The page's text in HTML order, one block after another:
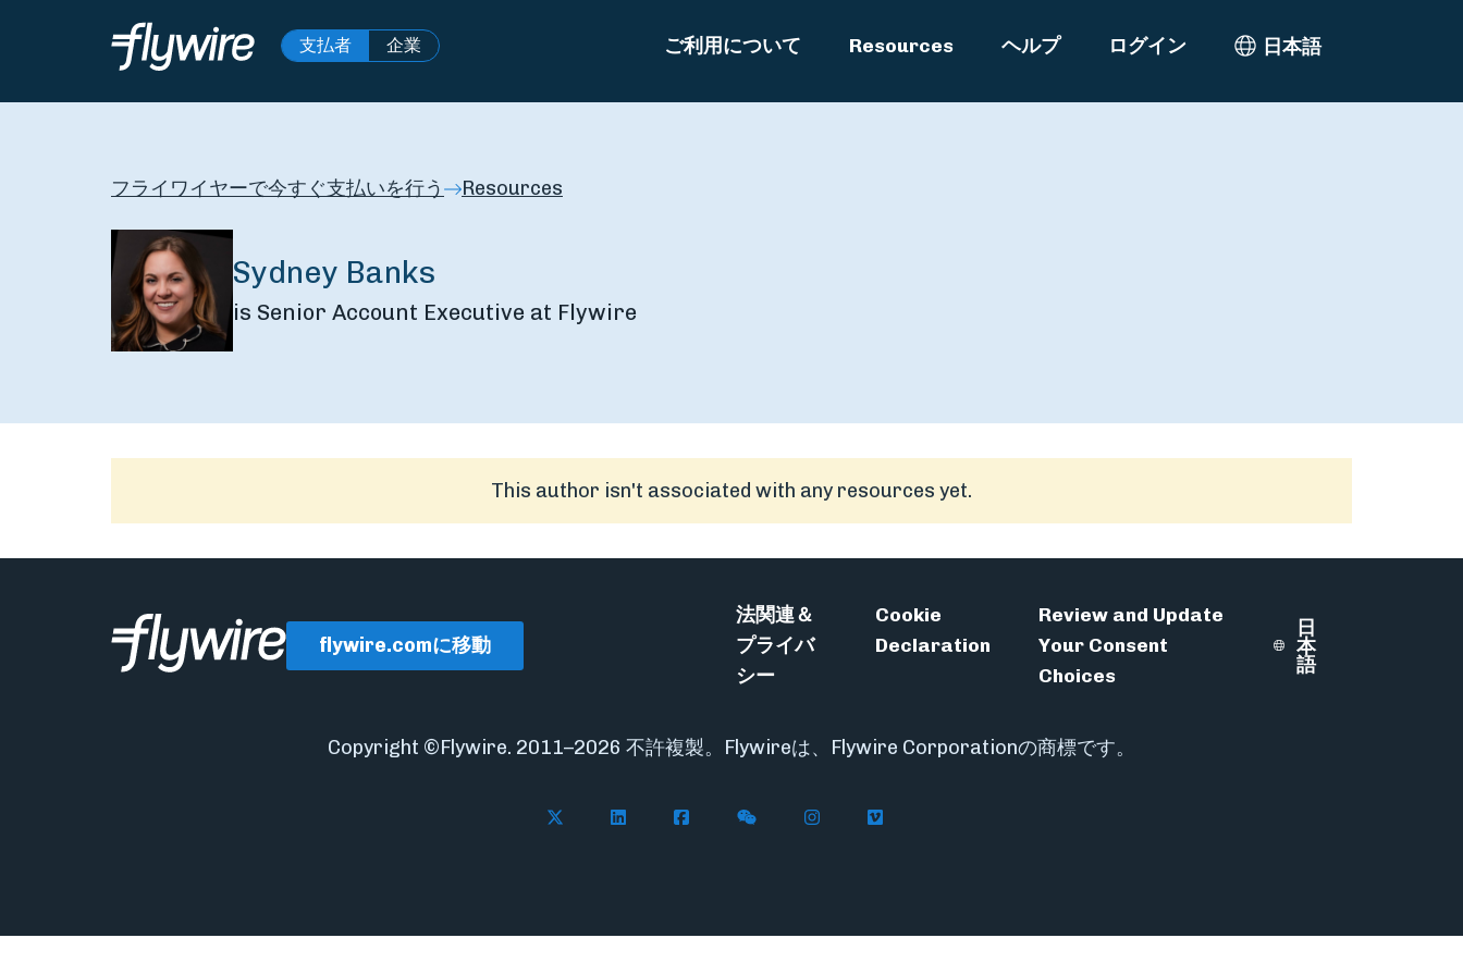
支払者 企業 ご利用について Resources ヘルプ ログイン Select Language
日本語
フライワイヤーで今すぐ支払いを行う Resources
Sydney Banks
is Senior Account Executive at Flywire
This author isn't associated with any resources yet.
flywire.comに移動
法関連＆
プライバ
シー
Cookie
Declaration
Review and Update
Your Consent
Choices
Select Language
日
本
語
Copyright ©Flywire. 2011–2026 不許複製。Flywireは、Flywire Corporationの商標です。
Follow Flywire on X
Follow Flywire on LinkedIn
Follow Flywire on Facebook
Follow Flywire on WeChat
Follow Flywire on Instagram
Follow Flywire on Vimeo